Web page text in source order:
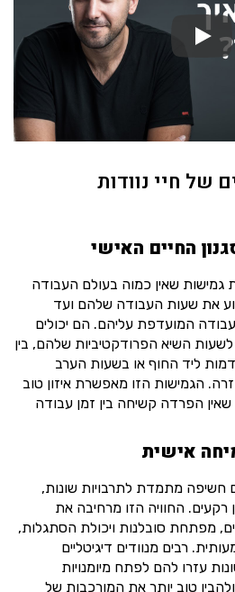
של חיי נוודות
החיים האישי
גמישות שאין כמוה בעולם העבודה
את שעות העבודה שלהם ועד
המועדפת עליהם. הם יכולים
השיא הפרודקטיביות שלהם, בין
ליד החוף או בשעות הערב
הגמישות הזו מאפשרת איזון טוב
שאין הפרדה קשיחה בין זמן עבודה
אישית
חשיפה מתמדת לתרבויות שונות,
רקעים. החוויה הזו מרחיבה את
מפתחת סובלנות ויכולת הסתגלות,
רבים מנוודים דיגיטליים
עזרו להם לפתח מיומנויות
טוב יותר את המורכבות של